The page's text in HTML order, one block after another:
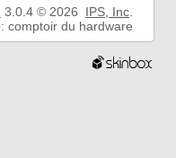
3.0.4 © 2026 IPS, Inc.
comptoir du hardware